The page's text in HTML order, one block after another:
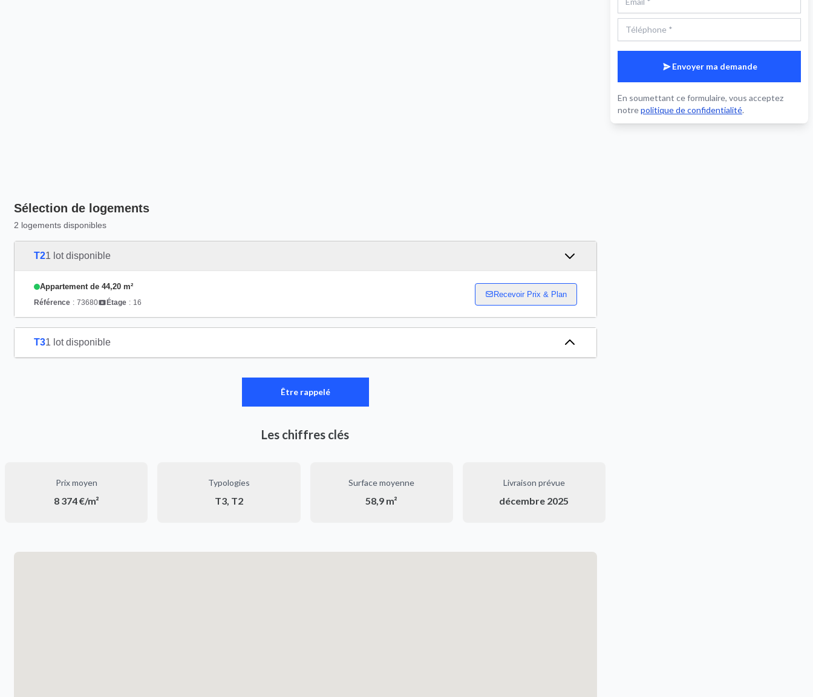
Sélection de logements
2 logements disponibles
T21 lot disponible
Appartement de 44,20 m²
Référence : 73680 Étage : 16
Recevoir Prix & Plan
T31 lot disponible
Être rappelé
Les chiffres clés
Prix moyen
8 374 €/m²
Typologies
T3, T2
Surface moyenne
58,9 m²
Livraison prévue
décembre 2025
Envoyer ma demande
En soumettant ce formulaire, vous acceptez
notrepolitique de confidentialité.